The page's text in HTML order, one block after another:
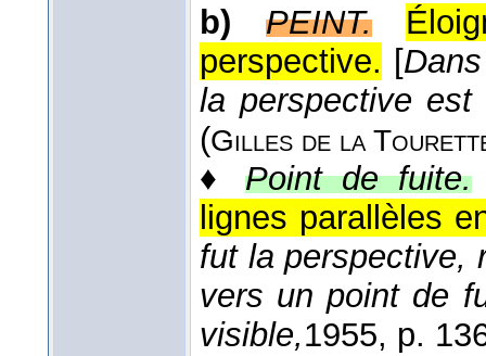
b)
PEINT.
perspective. [
la perspective est
(Gilles de la
♦Point de fuite.
lignes parallèles
fut la perspective,
vers un point de
visible,1955, p.